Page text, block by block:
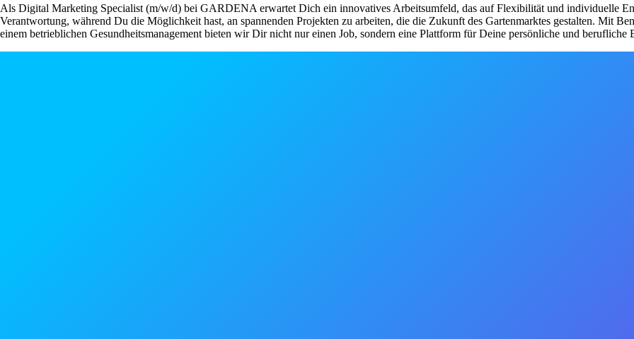
Als Digital Marketing Specialist (m/w/d) bei GARDENA erwartet Dich ein innovatives Arbeitsumfeld, das auf Flexibilität und individuelle
Verantwortung, während Du die Möglichkeit hast, an spannenden Projekten zu arbeiten, die die Zukunft des Gartenmarktes gestalten. Mit
einem betrieblichen Gesundheitsmanagement bieten wir Dir nicht nur einen Job, sondern eine Plattform für Deine persönliche und berufliche